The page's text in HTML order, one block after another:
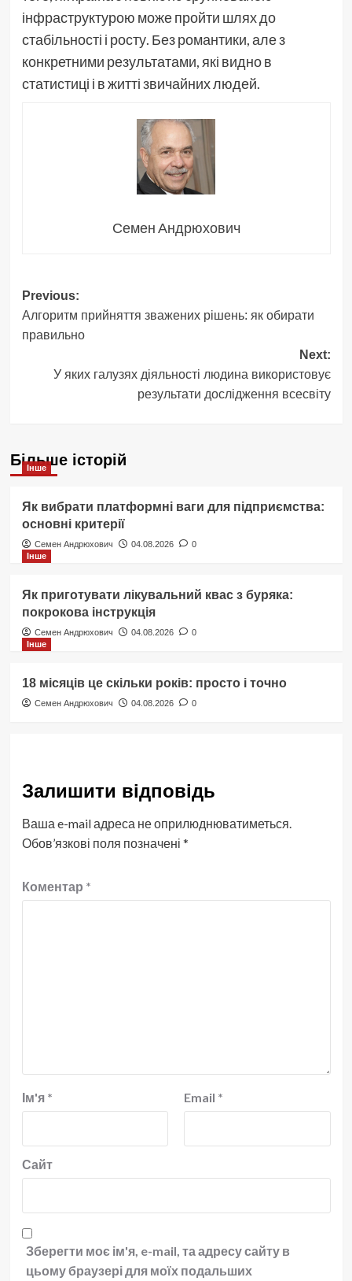
інфраструктурою може пройти шлях до
стабільності і росту. Без романтики, але з
конкретними результатами, які видно в
статистиці і в житті звичайних людей.
Семен Андрюхович
Post
navigation
Previous:
Алгоритм прийняття зважених рішень: як обирати
правильно
Next:
У яких галузях діяльності людина використовує
результати дослідження всесвіту
Більше історій
Інше
Як вибрати платформні ваги для підприємства:
основні критерії
Семен Андрюхович 04.08.2026
0
Інше
Як приготувати лікувальний квас з буряка:
покрокова інструкція
Семен Андрюхович 04.08.2026
0
Інше
18 місяців це скільки років: просто і точно
Семен Андрюхович 04.08.2026 0
Залишити відповідь
Ваша e-mail адреса не оприлюднюватиметься.
Обов’язкові поля позначені *
Коментар *
Ім'я * Email *
Сайт
Зберегти моє ім'я, e-mail, та адресу сайту в
цьому браузері для моїх подальших